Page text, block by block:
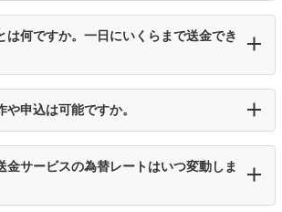
は何ですか。一日にいくらまで送金でき
や申込は可能ですか。
金サービスの為替レートはいつ変動しま